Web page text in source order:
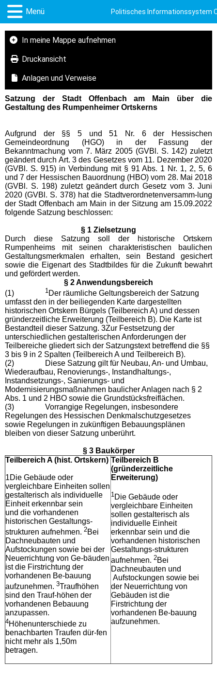
Menü Politisches Informationssystem
In meine Mappe aufnehmen
Druckansicht
Anlagen und Verweise
Satzung der Stadt Offenbach am Main über die
Gestaltung des Rumpenheimer Ortskerns
Aufgrund der §§ 5 und 51 Nr. 6 der Hessischen
Gemeindeordnung (HGO) in der Fassung der
Bekanntmachung vom 7. März 2005 (GVBl. S. 142) zuletzt
geändert durch Art. 3 des Gesetzes vom 11. Dezember 2020
(GVBl. S. 915) in Verbindung mit § 91 Abs. 1 Nr. 1, 2, 5, 6
und 7 der Hessischen Bauordnung (HBO) vom 28. Mai 2018
(GVBl. S. 198) zuletzt geändert durch Gesetz vom 3. Juni
2020 (GVBl. S. 378) hat die Stadtverordnetenversamm-lung
der Stadt Offenbach am Main in der Sitzung am 15.09.2022
folgende Satzung beschlossen:
§ 1 Zielsetzung
Durch diese Satzung soll der historische Ortskern
Rumpenheims mit seinen charakteristischen baulichen
Gestaltungsmerkmalen erhalten, sein Bestand gesichert
sowie die Eigenart des Stadtbildes für die Zukunft bewahrt
und gefördert werden.
§ 2 Anwendungsbereich
(1)
1 Der räumliche Geltungsbereich der Satzung
umfasst den in der beiliegenden Karte dargestellten
historischen Ortskern Bürgels (Teilbereich A) und dessen
gründerzeitliche Erweiterung (Teilbereich B). Die Karte ist
Bestandteil dieser Satzung. 3Zur Festsetzung der
unterschiedlichen gestalterischen Anforderungen der
Teilbereiche gliedert sich der Satzungstext betreffend die §§
3 bis 9 in 2 Spalten (Teilbereich A und Teilbereich B).
(2)
Diese Satzung gilt für Neubau, An- und Umbau,
Wiederaufbau, Renovierungs-, Instandhaltungs-,
Instandsetzungs-, Sanierungs- und
Modernisierungsmaßnahmen baulicher Anlagen nach § 2
Abs. 1 und 2 HBO sowie die Grundstücksfreiflächen.
(3)
Vorrangige Regelungen, insbesondere
Regelungen des Hessischen Denkmalschutzgesetzes
sowie Regelungen in zukünftigen Bebauungsplänen
bleiben von dieser Satzung unberührt.
§ 3 Baukörper
Teilbereich A (hist. Ortskern)
1Die Gebäude oder
vergleichbare Einheiten sollen
gestalterisch als individuelle
Einheit erkennbar sein
und die vorhandenen
historischen Gestaltungs-
strukturen aufnehmen. 2Bei
Dachneubauten und
Aufstockungen sowie bei der
Neuerrichtung von Ge-bäuden
ist die Firstrichtung der
vorhandenen Be-bauung
aufzunehmen. 3Traufhöhen
sind den Trauf-höhen der
vorhandenen Bebauung
anzupassen.
4Höhenunterschiede zu
benachbarten Traufen dür-fen
nicht mehr als 1,50m
betragen.
Teilbereich B
(gründerzeitliche
Erweiterung)
1 Die Gebäude oder
vergleichbare Einheiten
sollen gestalterisch als
individuelle Einheit
erkennbar sein und die
vorhandenen historischen
Gestaltungs-strukturen
aufnehmen. 2Bei
Dachneubauten und
Aufstockungen sowie bei
der Neuerrichtung von
Gebäuden ist die
Firstrichtung der
vorhandenen Be-bauung
aufzunehmen.